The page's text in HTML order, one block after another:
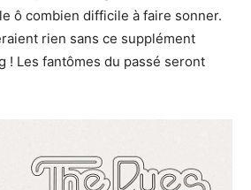
ô combien difficile à faire sonner.
rien sans ce supplément
! Les fantômes du passé seront